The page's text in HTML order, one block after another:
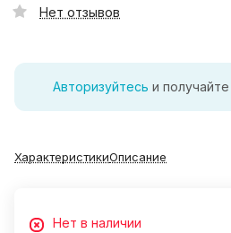
Нет отзывов
Авторизуйтесь и
ХарактеристикиОписание
Нет в наличии